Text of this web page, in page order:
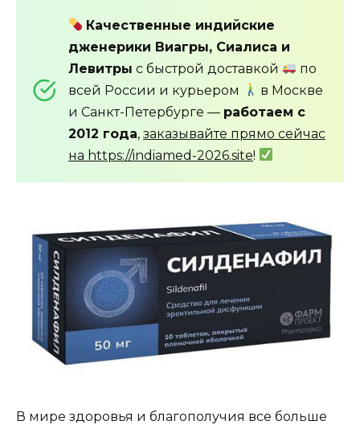
Качественные индийские
дженерики Виагры, Сиалиса и
Левитры с быстрой доставкой
по
всей России и курьером
в Москве
и Санкт-Петербурге — работаем с
2012 года, заказывайте прямо сейчас
на https://indiamed-2026.site!
В мире здоровья и благополучия все больше